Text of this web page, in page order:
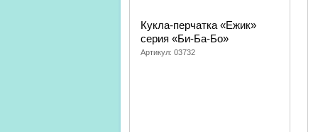
Кукла-перчатка «Ежик»
серия «Би-Ба-Бо»
Артикул: 03732